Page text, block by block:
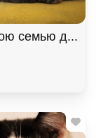
дом. В дар!,
семью два